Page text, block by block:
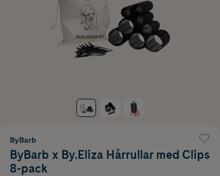
ByBarb
ByBarb x By.Eliza Hårrullar med Clips
8-pack